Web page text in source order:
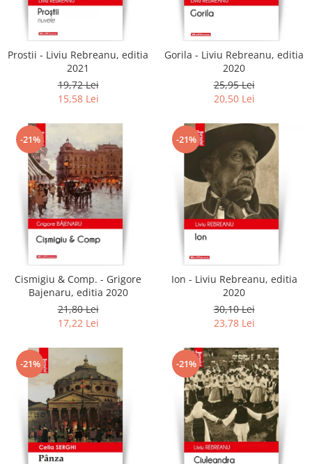
Literatura
Clasica
Contemporana
Universala
Non-fictiune
Calatorii
Memorii
Publicistica / Reportaje / Interviuri
Stiinte umaniste
Istorie
Sociologie si filozofie
Prostii - Liviu Rebreanu, editia
2021
19,72 Lei
15,58 Lei
Gorila - Liviu Rebreanu, editia
2020
25,95 Lei
20,50 Lei
-21%
Cismigiu & Comp. - Grigore
Bajenaru, editia 2020
21,80 Lei
17,22 Lei
-21%
Ion - Liviu Rebreanu, editia
2020
30,10 Lei
23,78 Lei
-21% -21%